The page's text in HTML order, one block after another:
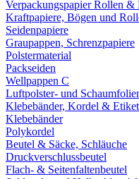
Verpackungspapier Rollen
Kraftpapiere, Bögen und
Seidenpapiere
Graupappen, Schrenzpapiere
Polstermaterial
Packseiden
Wellpappen C
Luftpolster- und
Klebebänder, Kordel &
Klebebänder
Polykordel
Beutel & Säcke, Schläuche
Druckverschlussbeutel
Flach- & Seitenfaltenbeutel